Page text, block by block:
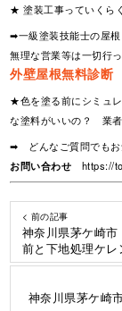
★ 塗装工事っていくら
➡一級塗装技能士の屋
無理な営業等は一切行
外壁屋根無料診断
★色を塗る前にシミュ
な塗料がいいの？ 業者
➡ どんなご質問でもお
お問い合わせ
https://
< 前の記事
神奈川県茅ケ崎
前と下地処理ケレ
神奈川県茅ケ崎